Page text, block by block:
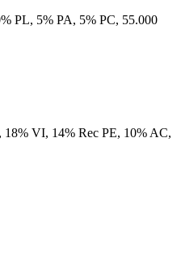
PL, 5% PA, 5% PC, 55.000
18% VI, 14% Rec PE, 10% AC,